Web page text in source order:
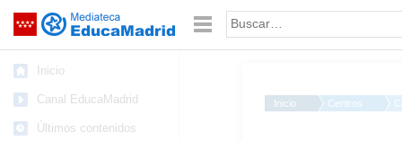
Saltar navegación Palabra o frase:
Inicio
Canal EducaMadrid
Últimos contenidos
Inicio Centros